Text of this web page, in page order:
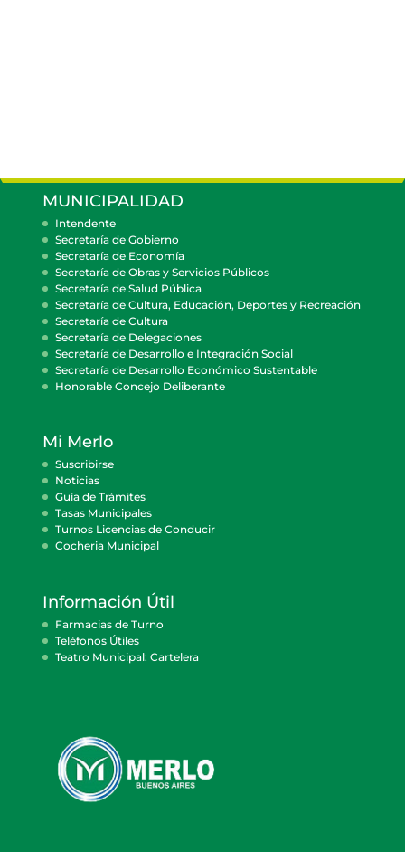
MUNICIPALIDAD
Intendente
Secretaría de Gobierno
Secretaría de Economía
Secretaría de Obras y Servicios Públicos
Secretaría de Salud Pública
Secretaría de Cultura, Educación, Deportes y Recreación
Secretaría de Cultura
Secretaría de Delegaciones
Secretaría de Desarrollo e Integración Social
Secretaría de Desarrollo Económico Sustentable
Honorable Concejo Deliberante
Mi Merlo
Suscribirse
Noticias
Guía de Trámites
Tasas Municipales
Turnos Licencias de Conducir
Cocheria Municipal
Información Útil
Farmacias de Turno
Teléfonos Útiles
Teatro Municipal: Cartelera